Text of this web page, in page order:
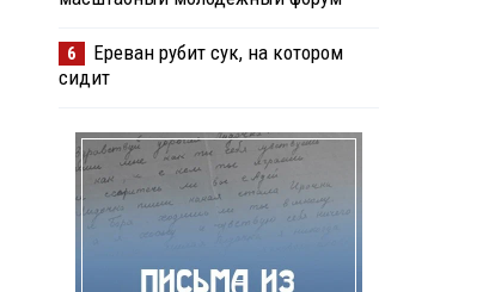
6
Ереван рубит сук, на котором
сидит